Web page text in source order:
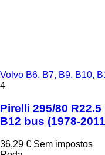
Volvo B6, B7, B9, B10,
4
Pirelli 295/80
B12 bus (1978-
36,29 € Sem impostos